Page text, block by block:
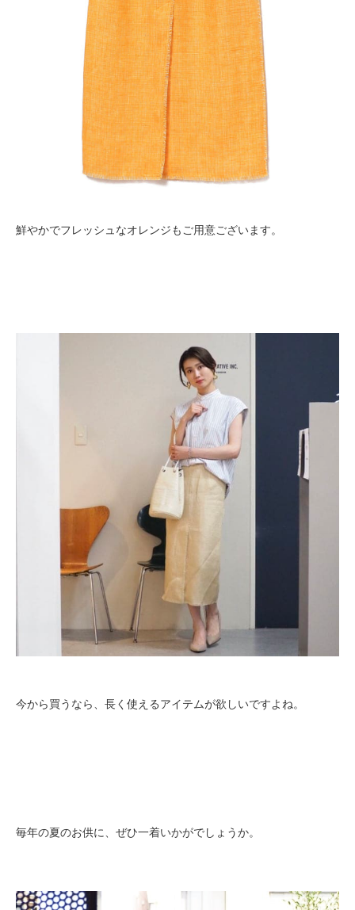
鮮やかでフレッシュなオレンジもご用意ございます。
今から買うなら、長く使えるアイテムが欲しいですよね。
毎年の夏のお供に、ぜひ一着いかがでしょうか。